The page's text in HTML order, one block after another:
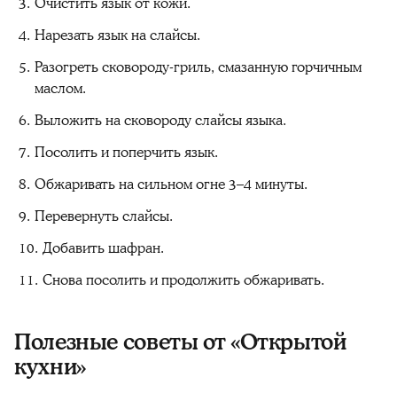
Нарезать язык на слайсы.
Разогреть сковороду-гриль, смазанную горчичным
маслом.
Выложить на сковороду слайсы языка.
Посолить и поперчить язык.
Обжаривать на сильном огне 3–4 минуты.
Перевернуть слайсы.
Добавить шафран.
Снова посолить и продолжить обжаривать.
Полезные советы от «Открытой
кухни»